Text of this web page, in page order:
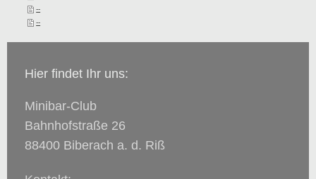
--
--
Hier findet Ihr uns:
Minibar-Club
Bahnhofstraße 26
88400 Biberach a. d. Riß